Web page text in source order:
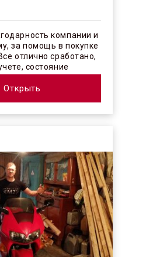
компании и
за помощь в покупке
отлично сработано,
состояние
Открыть